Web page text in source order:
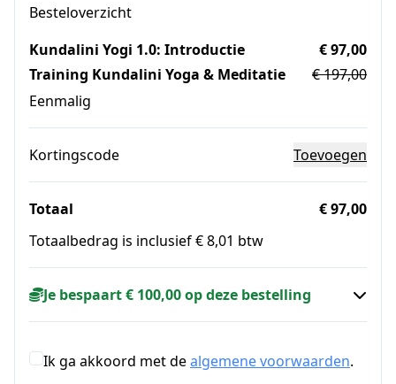
Besteloverzicht
Kundalini Yogi 1.0: Introductie
Training Kundalini Yoga & Meditatie
Eenmalig
€ 97,00
€ 197,00
Kortingscode Toevoegen
Totaal
€ 97,00
Totaalbedrag is inclusief € 8,01 btw
Je bespaart € 100,00 op deze bestelling
Ik ga akkoord met dealgemene voorwaarden.